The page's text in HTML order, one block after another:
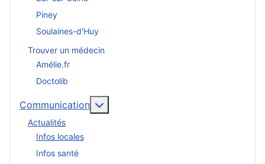
Piney
Soulaines-d'Huy
Trouver un médecin
Amélie.fr
Doctolib
Communication
Actualités
Infos locales
Infos santé